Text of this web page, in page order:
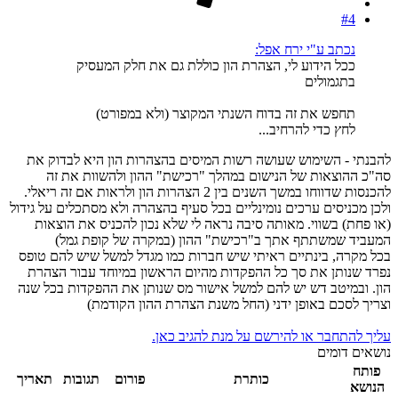
#4
נכתב ע"י ירח אפל:
ככל הידוע לי, הצהרת הון כוללת גם את חלק המעסיק
בתגמולים
תחפש את זה בדוח השנתי המקוצר (ולא במפורט)
לחץ כדי להרחיב...
להבנתי - השימוש שעושה רשות המיסים בהצהרות הון היא לבדוק את
סה"כ ההוצאות של הנישום במהלך "רכישת" ההון ולהשוות את זה
להכנסות שדווחו במשך השנים בין 2 הצהרות הון ולראות אם זה ריאלי.
ולכן מכניסים ערכים נומינליים בכל סעיף בהצהרה ולא מסתכלים על גידול
(או פחת) בשווי. מאותה סיבה נראה לי שלא נכון להכניס את הוצאות
המעביד שמשתתף אתך ב"רכישת" ההון (במקרה של קופת גמל)
בכל מקרה, בינתיים ראיתי שיש חברות כמו מגדל למשל שיש להם טופס
נפרד שנותן את סך כל ההפקדות מהיום הראשון במיוחד עבור הצהרת
הון. ובמיטב דש יש להם למשל אישור מס שנותן את ההפקדות בכל שנה
וצריך לסכם באופן ידני (החל משנת הצהרת ההון הקודמת)
עליך להתחבר או להירשם על מנת להגיב כאן.
נושאים דומים
פותח
הנושא
כותרת פורום תגובות תאריך